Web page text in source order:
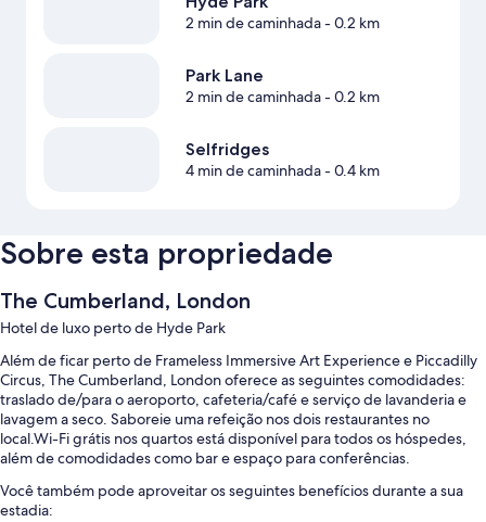
2 min de caminhada- 0.2 km
Park Lane
2 min de caminhada- 0.2 km
Selfridges
4 min de caminhada- 0.4 km
Sobre esta propriedade
The Cumberland, London
Hotel de luxo perto de Hyde Park
Além de ficar perto de Frameless Immersive Art Experience e Piccadilly
Circus, The Cumberland, London oferece as seguintes comodidades:
traslado de/para o aeroporto, cafeteria/café e serviço de lavanderia e
lavagem a seco. Saboreie uma refeição nos dois restaurantes no
local.Wi-Fi grátis nos quartos está disponível para todos os hóspedes,
além de comodidades como bar e espaço para conferências.
Você também pode aproveitar os seguintes benefícios durante a sua
estadia: